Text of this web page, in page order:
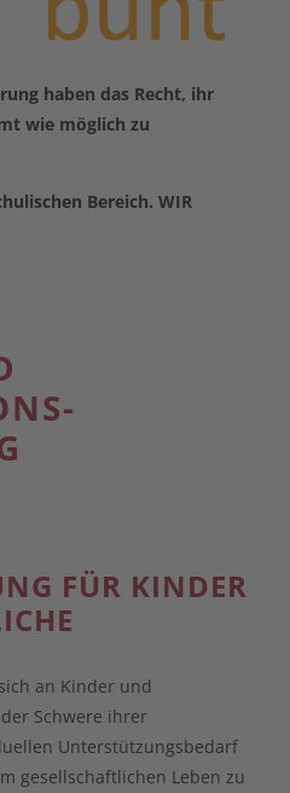
haben das Recht, ihr
wie möglich zu
Bereich. WIR
FÜR KINDER
an Kinder und
Schwere ihrer
Unterstützungsbedarf
gesellschaftlichen Leben zu